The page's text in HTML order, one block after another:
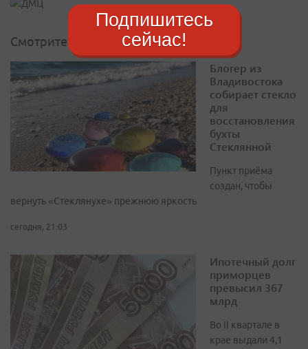
Смотрите также
Блогер из
Владивостока
собирает стекло
для
восстановления
бухты
Стеклянной
Пункт приёма
создан, чтобы
вернуть «Стеклянухе» прежнюю яркость
сегодня, 21:03
Ипотечный долг
приморцев
превысил 367
млрд
Во II квартале в
крае выдали 4,1
Подпишитесь
сейчас!